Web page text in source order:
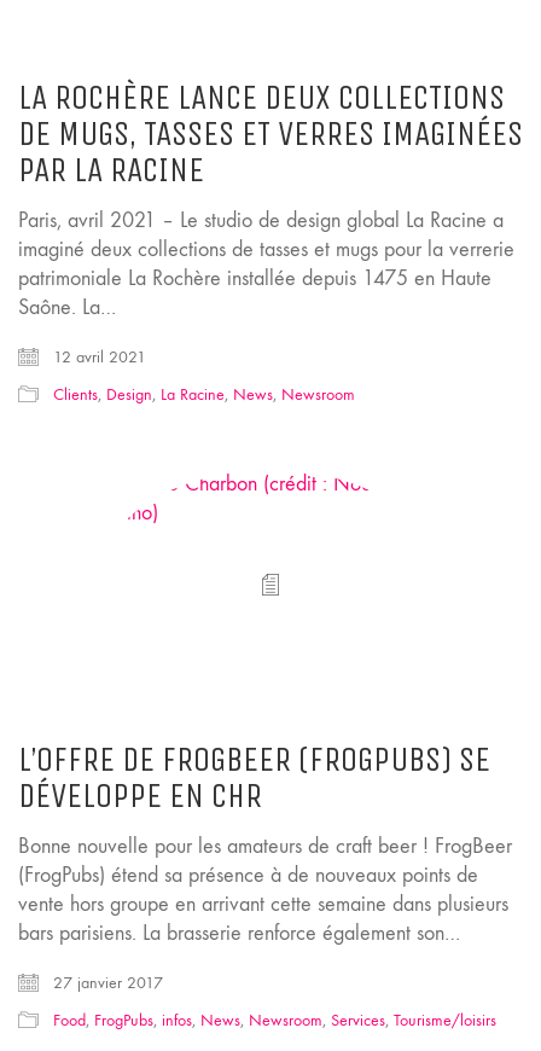
LA ROCHÈRE LANCE DEUX COLLECTIONS
DE MUGS, TASSES ET VERRES IMAGINÉES
PAR LA RACINE
Paris, avril 2021 – Le studio de design global La Racine a
imaginé deux collections de tasses et mugs pour la verrerie
patrimoniale La Rochère installée depuis 1475 en Haute
Saône. La…
12 avril 2021
Clients, Design, La Racine, News, Newsroom
L’OFFRE DE FROGBEER (FROGPUBS) SE
DÉVELOPPE EN CHR
Bonne nouvelle pour les amateurs de craft beer ! FrogBeer
(FrogPubs) étend sa présence à de nouveaux points de
vente hors groupe en arrivant cette semaine dans plusieurs
bars parisiens. La brasserie renforce également son…
27 janvier 2017
Food, FrogPubs, infos, News, Newsroom, Services, Tourisme/loisirs